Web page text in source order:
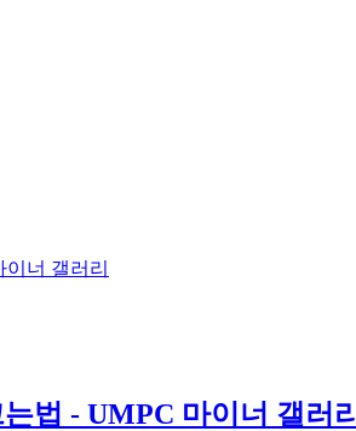
너 갤러리
법 - UMPC 마이너 갤러리